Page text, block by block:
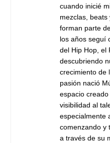
cuando inicié
mezclas,
forman parte
los años seguí
del Hip Hop, el
descubriendo
crecimiento de
pasión nació
espacio
visibilidad al
especialmente
comenzando y
a través de su